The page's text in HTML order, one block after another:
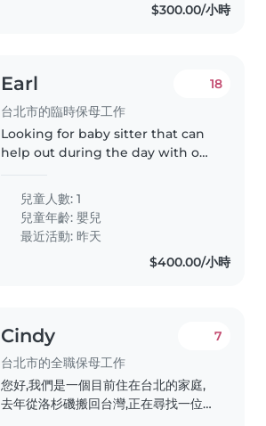
$300.00/小時
Earl
台北市的臨時保母工作
18
Looking for baby sitter that can
help out during the day with our
of 2022 Flexible work schedule
for wife and I so just someone to
help out when one..
兒童人數: 1
兒童年齡:嬰兒
最近活動: 昨天
$400.00/小時
Cindy
台北市的全職保母工作
7
您好,我們是一個目前住在台北的家庭,
去年從洛杉磯搬回台灣,正在尋找一位細